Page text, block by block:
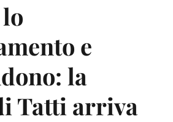
e
la
Tatti arriva